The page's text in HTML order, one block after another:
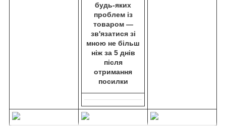
будь-яких
проблем із
товаром —
зв'язатися зі
мною не більш
ніж за 5 днів
після
отримання
посилки